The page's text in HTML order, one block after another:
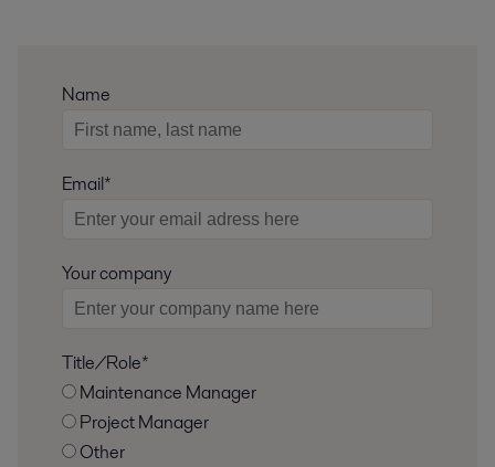
Name
Email*
Your company
Title/Role*
Maintenance Manager
Project Manager
Other